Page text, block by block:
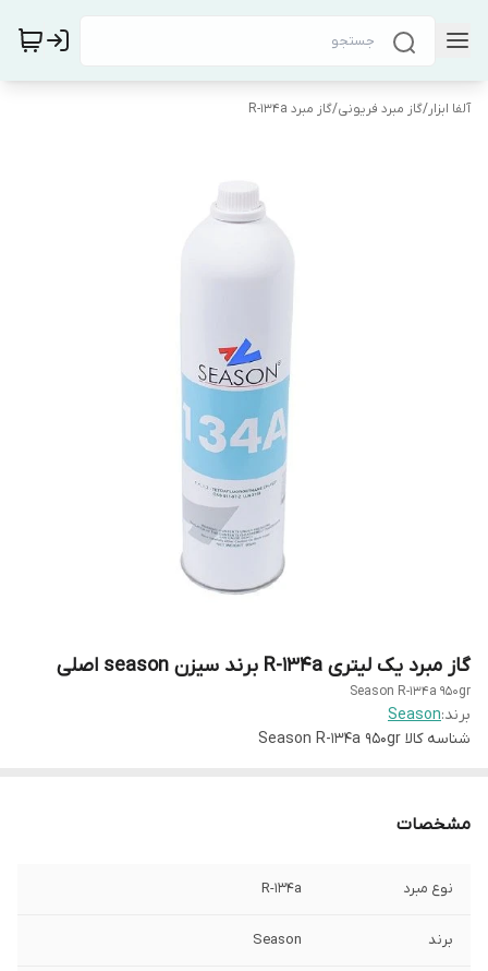
آلفا ابزار/گاز مبرد فریونی/گاز مبرد R-134a
گاز مبرد یک لیتری R-134a برند سیزن season اصلی
Season R-134a 950gr
برند:Season
شناسه کالا Season R-134a 950gr
مشخصات
نوع مبرد R-134a
برند Season